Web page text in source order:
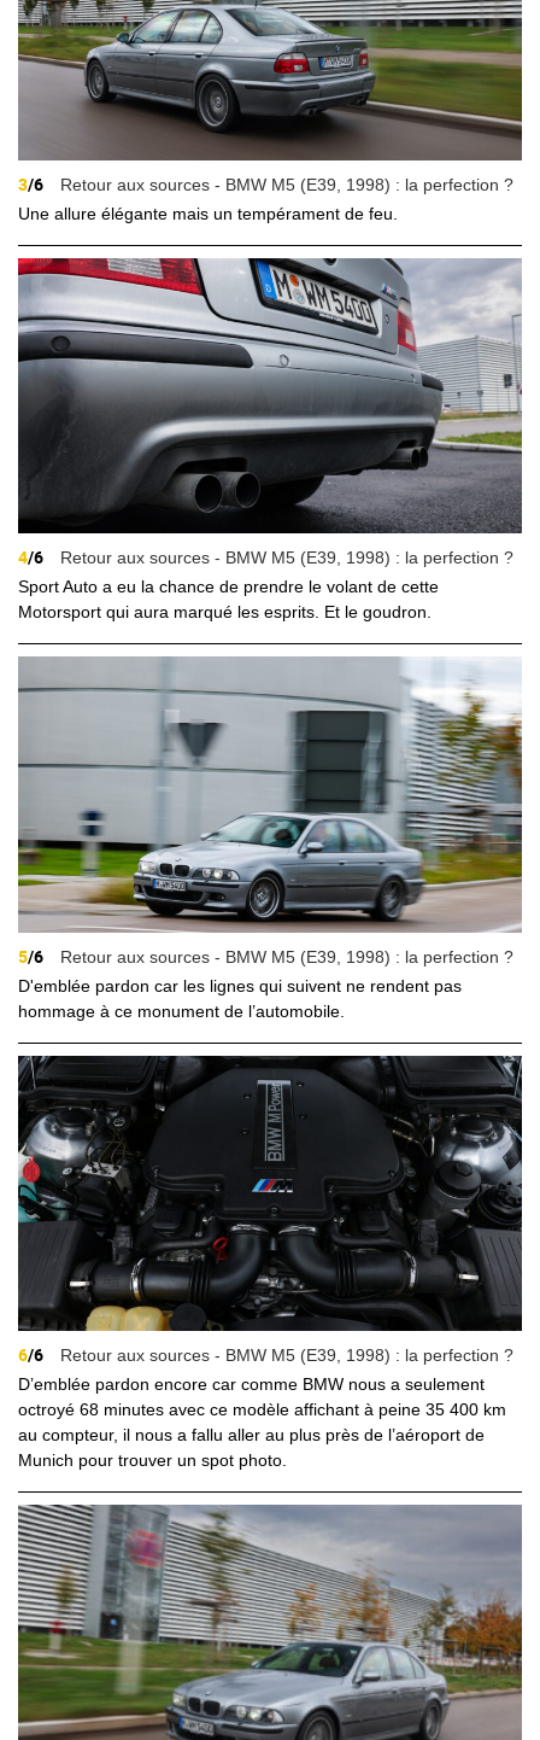
3/6
Retour aux sources - BMW M5 (E39, 1998) : la perfection ?
Une allure élégante mais un tempérament de feu.
4/6
Retour aux sources - BMW M5 (E39, 1998) : la perfection ?
Sport Auto a eu la chance de prendre le volant de cette
Motorsport qui aura marqué les esprits. Et le goudron.
5/6
Retour aux sources - BMW M5 (E39, 1998) : la perfection ?
D'emblée pardon car les lignes qui suivent ne rendent pas
hommage à ce monument de l’automobile.
6/6
Retour aux sources - BMW M5 (E39, 1998) : la perfection ?
D’emblée pardon encore car comme BMW nous a seulement
octroyé 68 minutes avec ce modèle affichant à peine 35 400 km
au compteur, il nous a fallu aller au plus près de l’aéroport de
Munich pour trouver un spot photo.